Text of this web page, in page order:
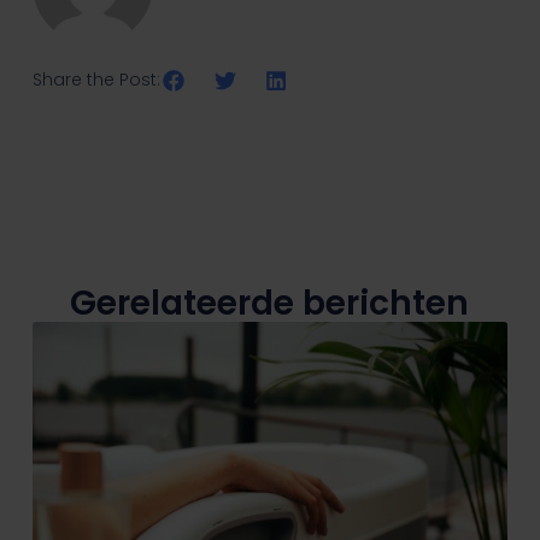
Share the Post:
Gerelateerde berichten